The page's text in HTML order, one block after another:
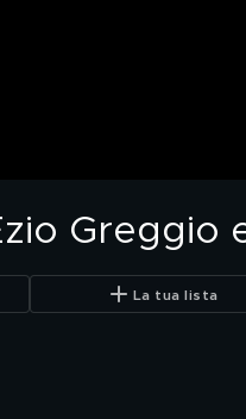
Greggio
La tua lista